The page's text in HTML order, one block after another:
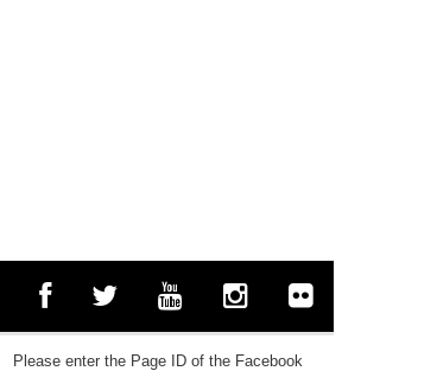
Please enter the Page ID of the Facebook